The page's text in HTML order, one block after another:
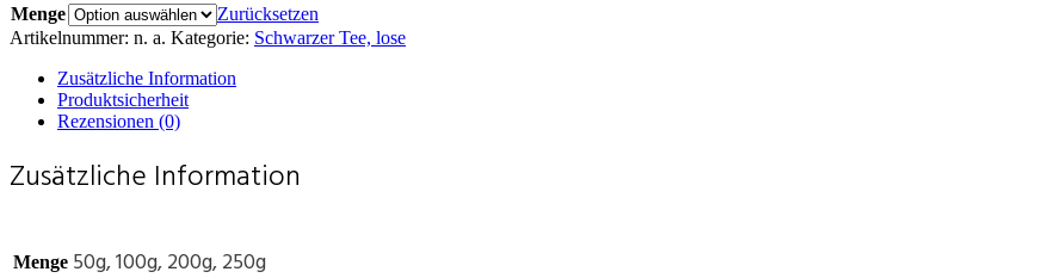
Menge
Zurücksetzen
Artikelnummer: n. a. Kategorie: Schwarzer Tee, lose
Zusätzliche Information
Produktsicherheit
Rezensionen (0)
Zusätzliche Information
Menge 50g, 100g, 200g, 250g